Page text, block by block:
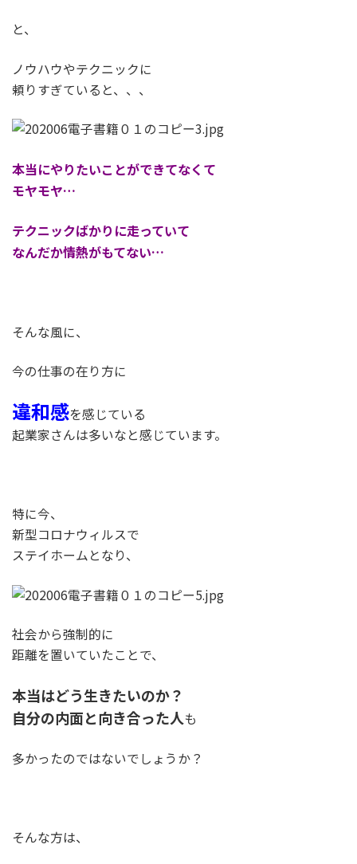
と、
ノウハウやテクニックに
頼りすぎていると、、、
本当にやりたいことができてなくて
モヤモヤ…
テクニックばかりに走っていて
なんだか情熱がもてない…
そんな風に、
今の仕事の在り方に
違和感を感じている
起業家さんは多いなと感じています。
特に今、
新型コロナウィルスで
ステイホームとなり、
社会から強制的に
距離を置いていたことで、
本当はどう生きたいのか？
自分の内面と向き合った人も
多かったのではないでしょうか？
そんな方は、